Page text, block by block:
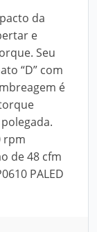
da
e
Seu
“D” com
é
rpm
de 48 cfm
PALED